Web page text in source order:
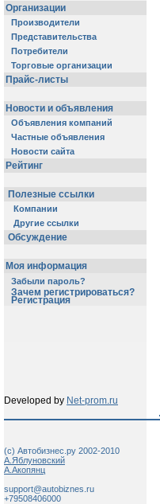
Организации
Производители
Представительства
Потребители
Торговые организации
Прайс-листы
Новости и объявления
Объявления компаний
Частные объявления
Новости сайта
Рейтинг
Полезные ссылки
Компании
Другие ссылки
Обсуждение
Моя информация
Забыли пароль?
Зачем регистрироваться?
Регистрация
Developed by Net-prom.ru
(c) Автобизнес.ру 2002-2010
А.Яблуновский
А.Акопянц
support@autobiznes.ru
+79508406000